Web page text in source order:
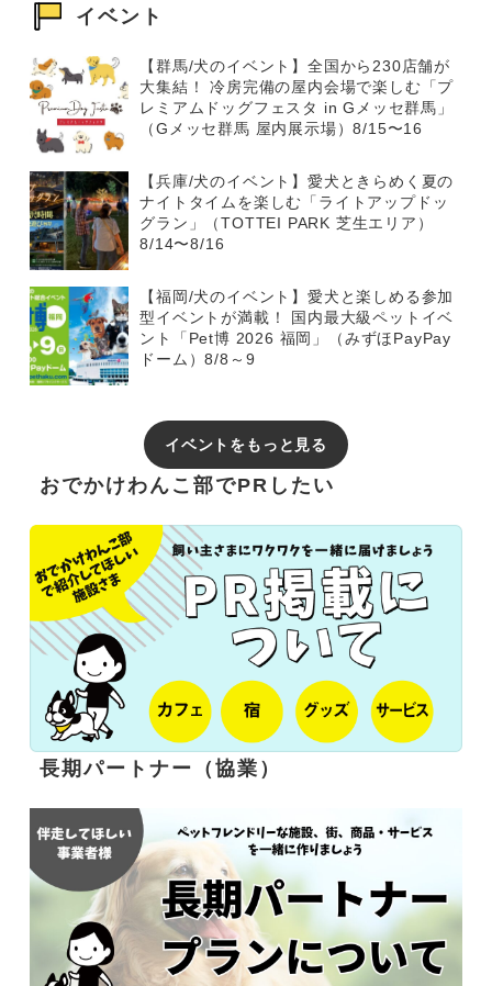
イベント
【群馬/犬のイベント】全国から230店舗が
大集結！ 冷房完備の屋内会場で楽しむ「プ
レミアムドッグフェスタ in Gメッセ群馬」
（Gメッセ群馬 屋内展示場）8/15〜16
【兵庫/犬のイベント】愛犬ときらめく夏の
ナイトタイムを楽しむ「ライトアップドッ
グラン」（TOTTEI PARK 芝生エリア）
8/14〜8/16
【福岡/犬のイベント】愛犬と楽しめる参加
型イベントが満載！ 国内最大級ペットイベ
ント「Pet博 2026 福岡」（みずほPayPay
ドーム）8/8～9
イベントをもっと見る
おでかけわんこ部でPRしたい
長期パートナー（協業）